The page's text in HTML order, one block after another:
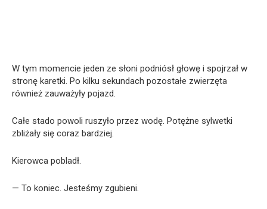
W tym momencie jeden ze słoni podniósł głowę i spojrzał w
stronę karetki. Po kilku sekundach pozostałe zwierzęta
również zauważyły pojazd.
Całe stado powoli ruszyło przez wodę. Potężne sylwetki
zbliżały się coraz bardziej.
Kierowca pobladł.
— To koniec. Jesteśmy zgubieni.